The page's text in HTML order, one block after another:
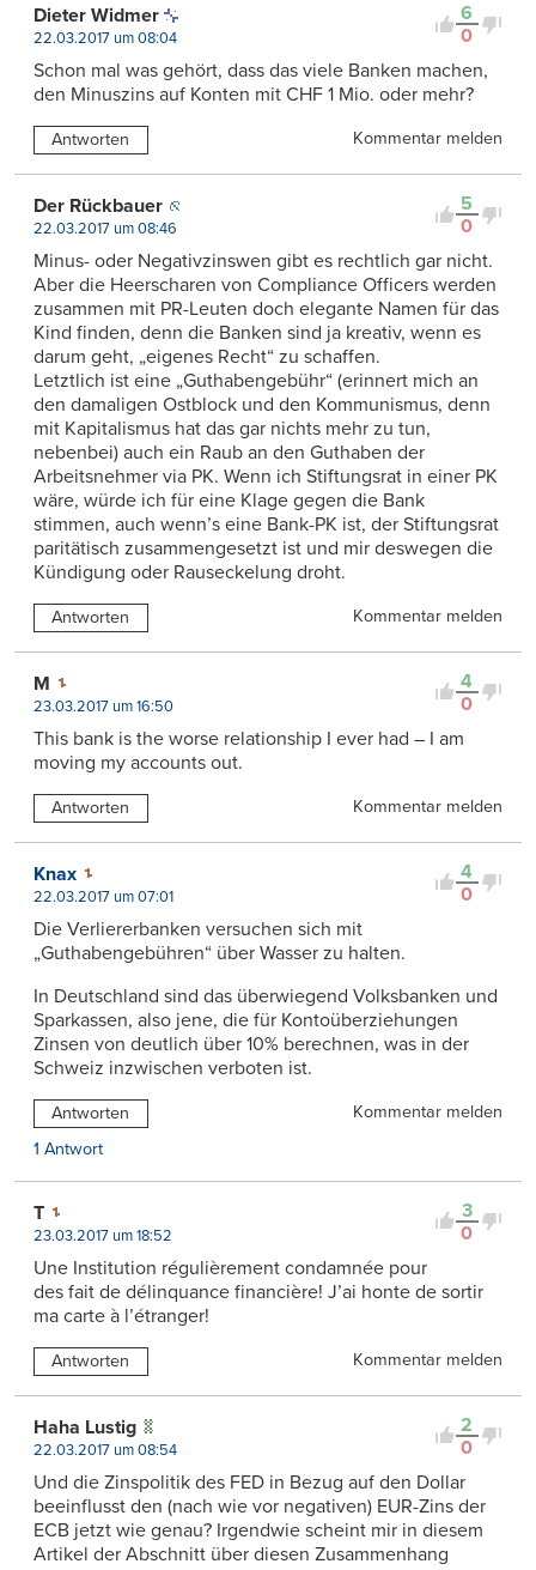
6
0
Dieter Widmer
22.03.2017 um 08:04
Schon mal was gehört, dass das viele Banken machen,
den Minuszins auf Konten mit CHF 1 Mio. oder mehr?
Antworten Kommentar melden
5
0
Der Rückbauer
22.03.2017 um 08:46
Minus- oder Negativzinswen gibt es rechtlich gar nicht.
Aber die Heerscharen von Compliance Officers werden
zusammen mit PR-Leuten doch elegante Namen für das
Kind finden, denn die Banken sind ja kreativ, wenn es
darum geht, „eigenes Recht“ zu schaffen.
Letztlich ist eine „Guthabengebühr“ (erinnert mich an
den damaligen Ostblock und den Kommunismus, denn
mit Kapitalismus hat das gar nichts mehr zu tun,
nebenbei) auch ein Raub an den Guthaben der
Arbeitsnehmer via PK. Wenn ich Stiftungsrat in einer PK
wäre, würde ich für eine Klage gegen die Bank
stimmen, auch wenn’s eine Bank-PK ist, der Stiftungsrat
paritätisch zusammengesetzt ist und mir deswegen die
Kündigung oder Rauseckelung droht.
Antworten Kommentar melden
4
0
M
23.03.2017 um 16:50
This bank is the worse relationship I ever had – I am
moving my accounts out.
Antworten Kommentar melden
4
0
Knax
22.03.2017 um 07:01
Die Verliererbanken versuchen sich mit
„Guthabengebühren“ über Wasser zu halten.
In Deutschland sind das überwiegend Volksbanken und
Sparkassen, also jene, die für Kontoüberziehungen
Zinsen von deutlich über 10% berechnen, was in der
Schweiz inzwischen verboten ist.
Antworten
Kommentar melden
1 Antwort
3
0
T
23.03.2017 um 18:52
Une Institution régulièrement condamnée pour
des fait de délinquance financière! J’ai honte de sortir
ma carte à l’étranger!
Antworten Kommentar melden
2
0
Haha Lustig
22.03.2017 um 08:54
Und die Zinspolitik des FED in Bezug auf den Dollar
beeinflusst den (nach wie vor negativen) EUR-Zins der
ECB jetzt wie genau? Irgendwie scheint mir in diesem
Artikel der Abschnitt über diesen Zusammenhang